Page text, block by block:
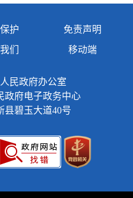
特殊流通行业进行监督
要消费品市场调控和重
，负责建立健全生活必
品价格信息并进行预测
责重要消费品储备管理
护
免责声明
们 移动端
民政府办公室
政府电子政务中心
县碧玉大道40号